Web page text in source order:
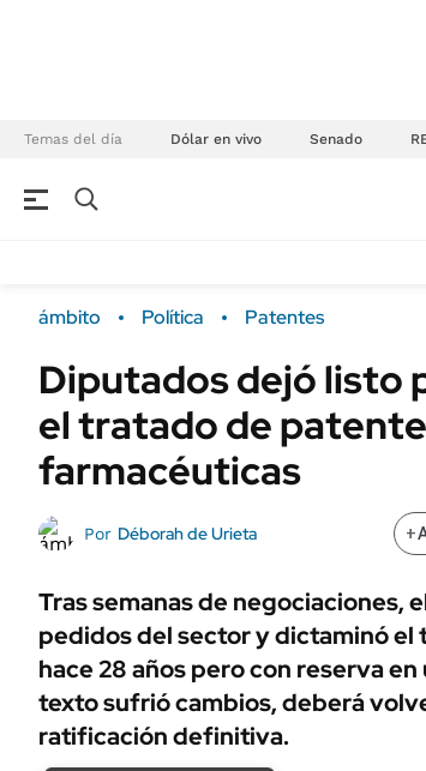
Temas del día Dólar en vivo Senado
Campo
FINANZAS
Dólar
ÁMBITO DEBATE
URUGUAY
ámbito Política Patentes
Diputados dejó listo
el tratado de
farmacéuticas
Por Déborah de Urieta +
Tras semanas de negociaciones,
pedidos del sector y dictaminó el
hace 28 años pero con reserva
texto sufrió cambios, deberá
ratificación definitiva.